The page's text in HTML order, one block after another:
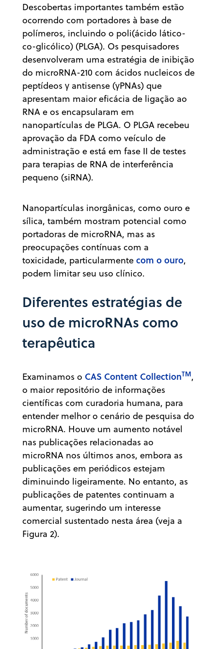
Descobertas importantes também estão
ocorrendo com portadores à base de
polímeros, incluindo o poli(ácido lático-
co-glicólico) (PLGA). Os pesquisadores
desenvolveram uma estratégia de inibição
do microRNA-210 com ácidos nucleicos de
peptídeos γ antisense (γPNAs) que
apresentam maior eficácia de ligação ao
RNA e os encapsularam em
nanopartículas de PLGA. O PLGA recebeu
aprovação da FDA como veículo de
administração e está em fase II de testes
para terapias de RNA de interferência
pequeno (siRNA).
Nanopartículas inorgânicas, como ouro e
sílica, também mostram potencial como
portadoras de microRNA, mas as
preocupações contínuas com a
toxicidade, particularmente com o ouro,
podem limitar seu uso clínico.
Diferentes estratégias de
uso de microRNAs como
terapêutica
Examinamos o CAS Content CollectionTM,
o maior repositório de informações
científicas com curadoria humana, para
entender melhor o cenário de pesquisa do
microRNA. Houve um aumento notável
nas publicações relacionadas ao
microRNA nos últimos anos, embora as
publicações em periódicos estejam
diminuindo ligeiramente. No entanto, as
publicações de patentes continuam a
aumentar, sugerindo um interesse
comercial sustentado nesta área (veja a
Figura 2).